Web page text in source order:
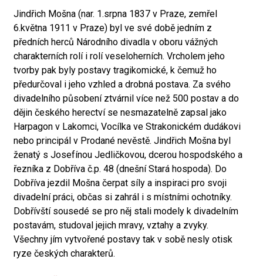
Jindřich Mošna (nar. 1.srpna 1837 v Praze, zemřel
6.května 1911 v Praze) byl ve své době jedním z
předních herců Národního divadla v oboru vážných
charakterních rolí i rolí veseloherních. Vrcholem jeho
tvorby pak byly postavy tragikomické, k čemuž ho
předurčoval i jeho vzhled a drobná postava. Za svého
divadelního působení ztvárnil více než 500 postav a do
dějin českého herectví se nesmazatelně zapsal jako
Harpagon v Lakomci, Vocílka ve Strakonickém dudákovi
nebo principál v Prodané nevěstě. Jindřich Mošna byl
ženatý s Josefínou Jedličkovou, dcerou hospodského a
řezníka z Dobříva č.p. 48 (dnešní Stará hospoda). Do
Dobříva jezdil Mošna čerpat síly a inspiraci pro svoji
divadelní práci, občas si zahrál i s místními ochotníky.
Dobřívští sousedé se pro něj stali modely k divadelním
postavám, studoval jejich mravy, vztahy a zvyky.
Všechny jím vytvořené postavy tak v sobě nesly otisk
ryze českých charakterů.